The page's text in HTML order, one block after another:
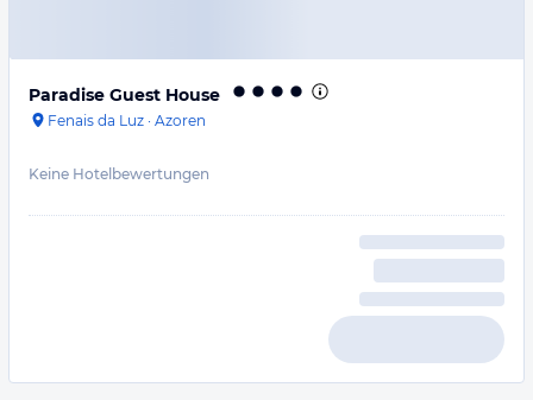
Paradise Guest House
Fenais da Luz · Azoren
Keine Hotelbewertungen